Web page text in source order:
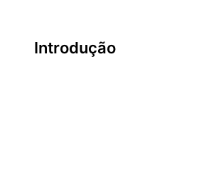
Introdução